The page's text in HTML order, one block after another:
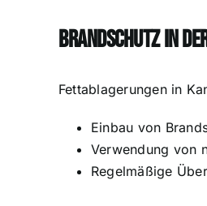
Brandschutz in
Fettablagerungen in
Einbau von
Verwendung von
Regelmäßige